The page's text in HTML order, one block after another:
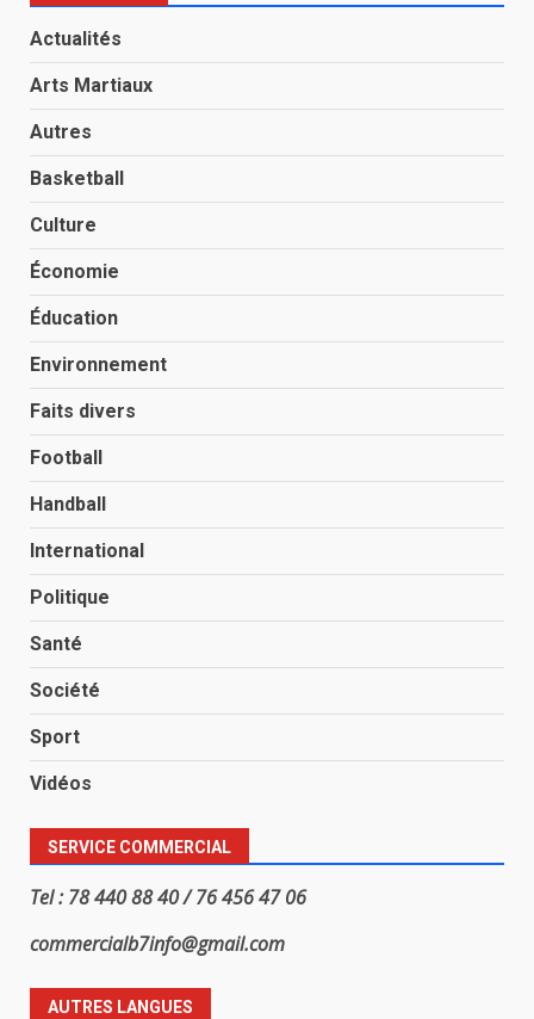
Actualités
Arts Martiaux
Autres
Basketball
Culture
Économie
Éducation
Environnement
Faits divers
Football
Handball
International
Politique
Santé
Société
Sport
Vidéos
SERVICE COMMERCIAL
Tel : 78 440 88 40 / 76 456 47 06
commercialb7info@gmail.com
AUTRES LANGUES